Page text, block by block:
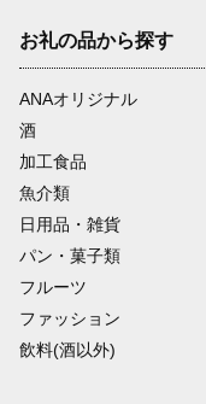
お礼の品から探す
ANAオリジナル
酒
加工食品
魚介類
日用品・雑貨
パン・菓子類
フルーツ
ファッション
飲料(酒以外)